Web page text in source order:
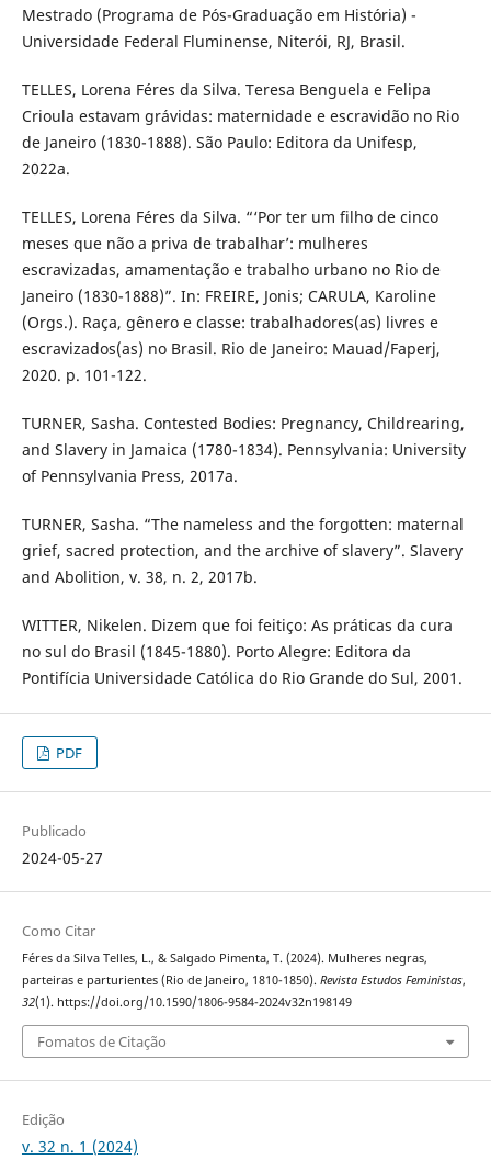
Mestrado (Programa de Pós-Graduação em História) -
Universidade Federal Fluminense, Niterói, RJ, Brasil.
TELLES, Lorena Féres da Silva. Teresa Benguela e Felipa
Crioula estavam grávidas: maternidade e escravidão no Rio
de Janeiro (1830-1888). São Paulo: Editora da Unifesp,
2022a.
TELLES, Lorena Féres da Silva. “‘Por ter um filho de cinco
meses que não a priva de trabalhar’: mulheres
escravizadas, amamentação e trabalho urbano no Rio de
Janeiro (1830-1888)”. In: FREIRE, Jonis; CARULA, Karoline
(Orgs.). Raça, gênero e classe: trabalhadores(as) livres e
escravizados(as) no Brasil. Rio de Janeiro: Mauad/Faperj,
2020. p. 101-122.
TURNER, Sasha. Contested Bodies: Pregnancy, Childrearing,
and Slavery in Jamaica (1780-1834). Pennsylvania: University
of Pennsylvania Press, 2017a.
TURNER, Sasha. “The nameless and the forgotten: maternal
grief, sacred protection, and the archive of slavery”. Slavery
and Abolition, v. 38, n. 2, 2017b.
WITTER, Nikelen. Dizem que foi feitiço: As práticas da cura
no sul do Brasil (1845-1880). Porto Alegre: Editora da
Pontifícia Universidade Católica do Rio Grande do Sul, 2001.
PDF
Publicado
2024-05-27
Como Citar
Féres da Silva Telles, L., & Salgado Pimenta, T. (2024). Mulheres negras,
parteiras e parturientes (Rio de Janeiro, 1810-1850). Revista Estudos Feministas,
32(1). https://doi.org/10.1590/1806-9584-2024v32n198149
Fomatos de Citação
Edição
v. 32 n. 1 (2024)